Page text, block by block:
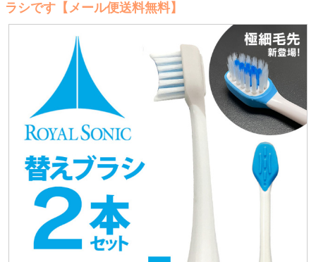
ラシです【メール便送料無料】